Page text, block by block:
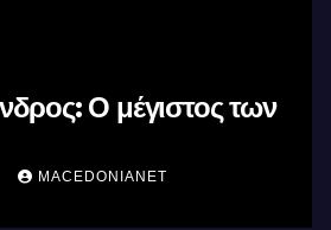
Ο μέγιστος των
MACEDONIANET